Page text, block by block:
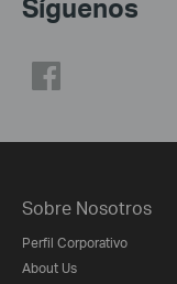
Síguenos
Sobre Nosotros
Perfil Corporativo
About Us